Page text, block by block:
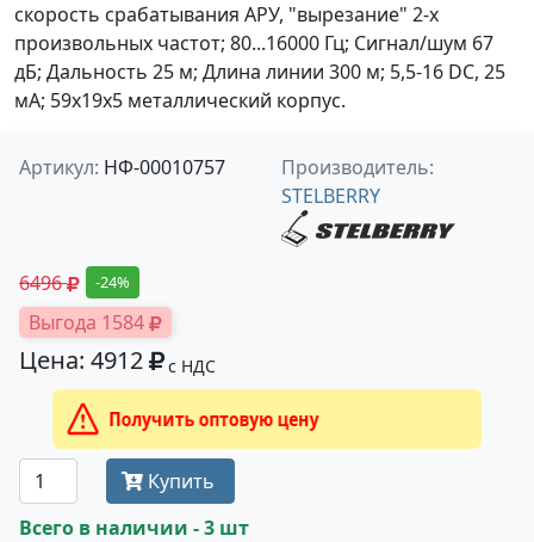
скорость срабатывания АРУ, "вырезание" 2-х
произвольных частот; 80...16000 Гц; Сигнал/шум 67
дБ; Дальность 25 м; Длина линии 300 м; 5,5-16 DC, 25
мА; 59х19х5 металлический корпус.
Артикул: НФ-00010757
Производитель:
STELBERRY
6496 -24%
Выгода 1584
Цена: 4912 с НДС
Получить оптовую цену
Купить
Всего в наличии - 3 шт